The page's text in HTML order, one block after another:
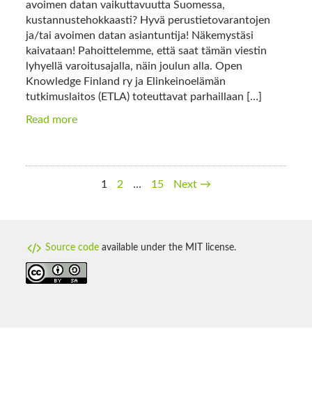
avoimen datan vaikuttavuutta Suomessa,
kustannustehokkaasti? Hyvä perustietovarantojen
ja/tai avoimen datan asiantuntija! Näkemystäsi
kaivataan! Pahoittelemme, että saat tämän viestin
lyhyellä varoitusajalla, näin joulun alla. Open
Knowledge Finland ry ja Elinkeinoelämän
tutkimuslaitos (ETLA) toteuttavat parhaillaan […]
Read more
1 2 … 15 Next →
Source code available under the MIT license.